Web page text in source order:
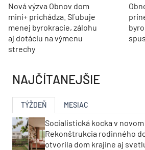
Nová výzva Obnov dom
mini+ prichádza. Sľubuje
menej byrokracie, zálohu
aj dotáciu na výmenu
strechy
NAJČÍTANEJŠIE
TÝŽDEŇ MESIAC
Socialistická kocka v novom
Rekonštrukcia rodinného
otvorila dom krajine aj